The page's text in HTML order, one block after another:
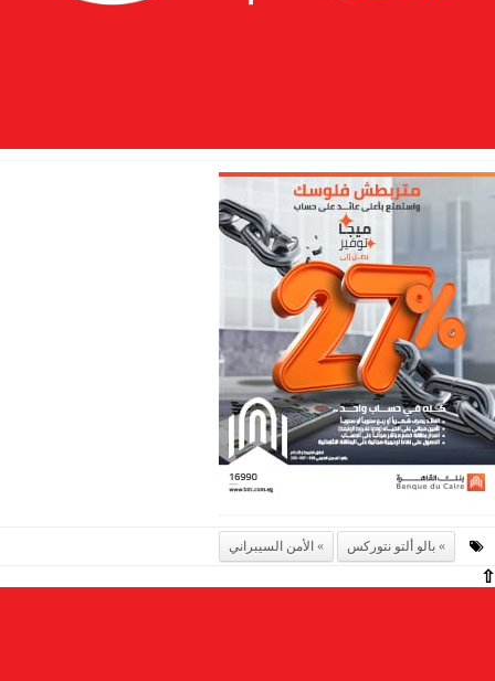
بالو ألتو نتوركس الأمن السيبراني
⇧